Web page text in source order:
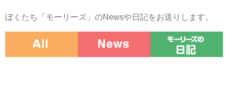
ぼくたち「モーリーズ」のNewsや日記をお送りします。